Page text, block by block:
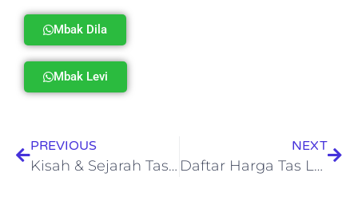
Mbak Dila
Mbak Levi
PREVIOUS
Kisah & Sejarah Tas Hermes! Kenapa Harganya Fantastis
NEXT
Daftar Harga Tas Longchamp Kulit Original! Jamin Tidak Menyesal